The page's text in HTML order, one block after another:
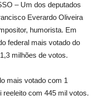
– Um dos deputados
Everardo Oliveira
humorista. Em
federal mais votado do
milhões de votos.
mais votado com 1
reeleito com 445 mil votos.